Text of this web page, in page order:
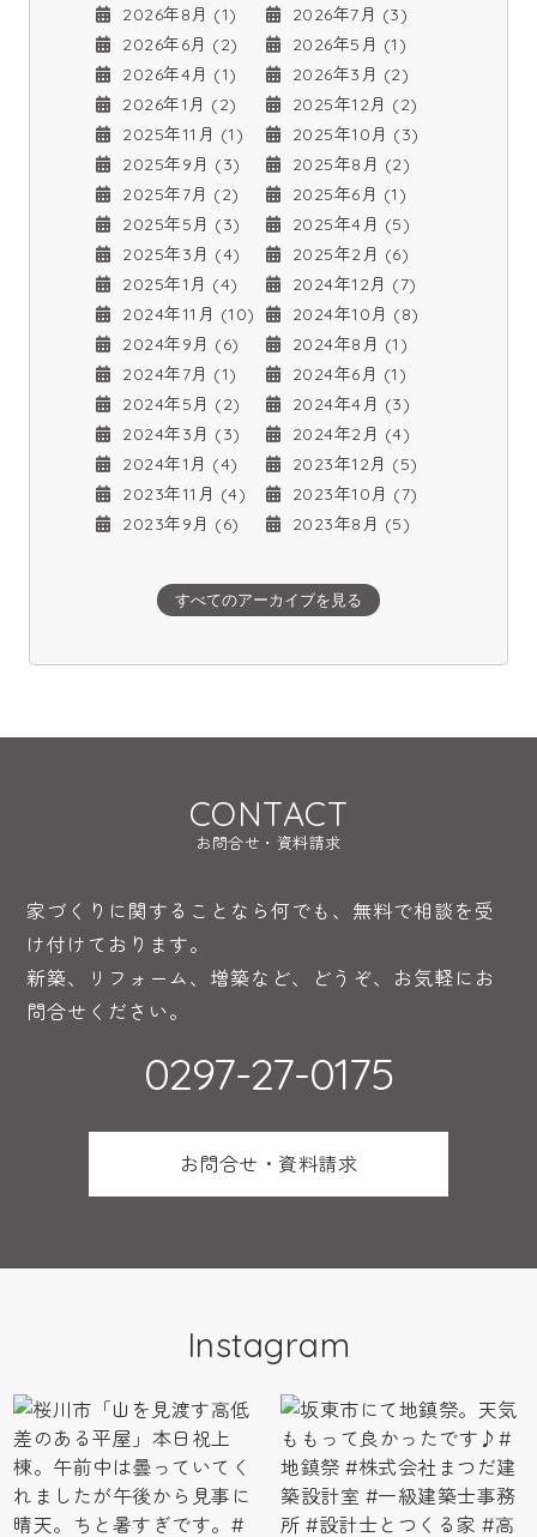
2026年8月 (1)
2026年7月 (3)
2026年6月 (2)
2026年5月 (1)
2026年4月 (1)
2026年3月 (2)
2026年1月 (2)
2025年12月 (2)
2025年11月 (1)
2025年10月 (3)
2025年9月 (3)
2025年8月 (2)
2025年7月 (2)
2025年6月 (1)
2025年5月 (3)
2025年4月 (5)
2025年3月 (4)
2025年2月 (6)
2025年1月 (4)
2024年12月 (7)
2024年11月 (10)
2024年10月 (8)
2024年9月 (6)
2024年8月 (1)
2024年7月 (1)
2024年6月 (1)
2024年5月 (2)
2024年4月 (3)
2024年3月 (3)
2024年2月 (4)
2024年1月 (4)
2023年12月 (5)
2023年11月 (4)
2023年10月 (7)
2023年9月 (6)
2023年8月 (5)
すべてのアーカイブを見る
CONTACT
お問合せ・資料請求
家づくりに関することなら何でも、無料で相談を受
け付けております。
新築、リフォーム、増築など、どうぞ、お気軽にお
問合せください。
0297-27-0175
お問合せ・資料請求
Instagram